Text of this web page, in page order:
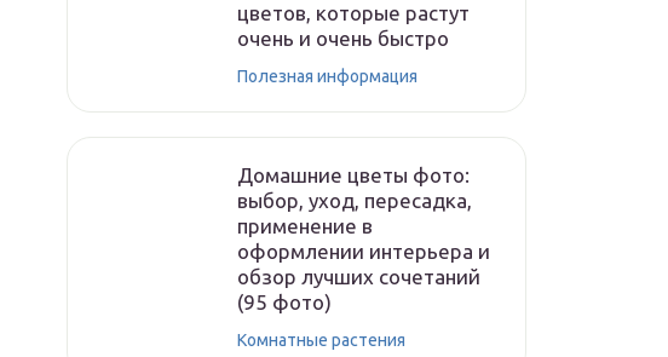
цветов, которые растут
очень и очень быстро
Полезная информация
Домашние цветы фото:
выбор, уход, пересадка,
применение в
оформлении интерьера и
обзор лучших сочетаний
(95 фото)
Комнатные растения